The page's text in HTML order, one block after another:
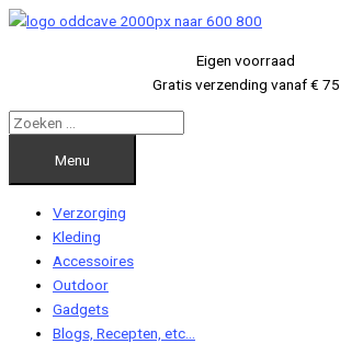
Ga
Eigen voorraad
Gratis verzending vanaf € 75
Menu
Verzorging
Kleding
Accessoires
Outdoor
Gadgets
Blogs, Recepten, etc…